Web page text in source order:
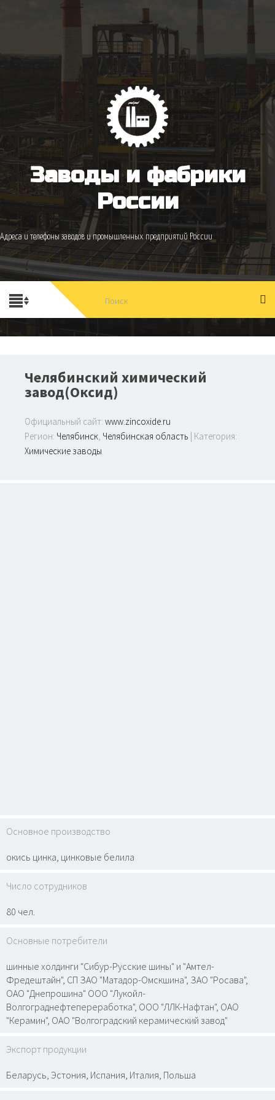
Заводы и фабрики
России
Адреса и телефоны заводов и промышленных предприятий России
Челябинский химический
завод(Оксид)
Официальный сайт: www.zincoxide.ru
Регион: Челябинск, Челябинская область | Категория:
Химические заводы
Основное производство
окись цинка, цинковые белила
Число сотрудников
80 чел.
Основные потребители
шинные холдинги "Сибур-Русские шины" и "Амтел-
Фредештайн", СП ЗАО "Матадор-Омскшина", ЗАО "Росава",
ОАО "Днепрошина" ООО "Лукойл-
Волгограднефтепереработка", ООО "ЛЛК-Нафтан", ОАО
"Керамин", ОАО "Волгоградский керамический завод"
Экспорт продукции
Беларусь, Эстония, Испания, Италия, Польша